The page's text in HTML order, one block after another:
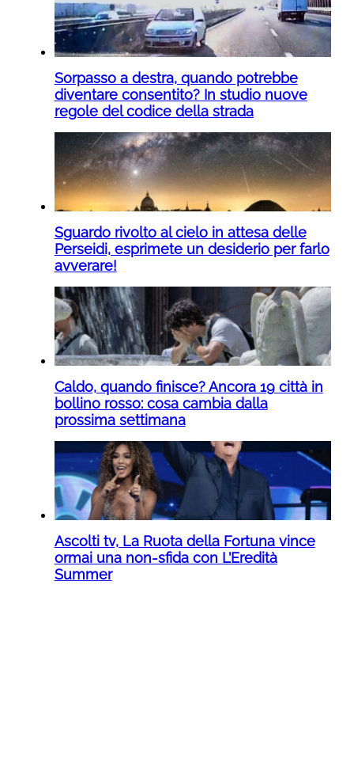
Sorpasso a destra, quando potrebbe
diventare consentito? In studio nuove
regole del codice della strada
Sguardo rivolto al cielo in attesa delle
Perseidi, esprimete un desiderio per farlo
avverare!
Caldo, quando finisce? Ancora 19 città in
bollino rosso: cosa cambia dalla
prossima settimana
Ascolti tv, La Ruota della Fortuna vince
ormai una non-sfida con L’Eredità
Summer